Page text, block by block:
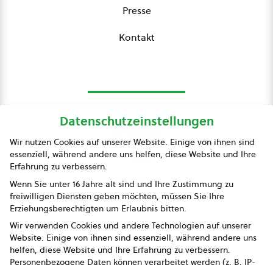
Presse
Kontakt
Presse
Impressum
Datenschutz
AGB
AGB Marketing GmbH
Datenschutzeinstellungen
Wir nutzen Cookies auf unserer Website. Einige von ihnen sind
essenziell, während andere uns helfen, diese Website und Ihre
Erfahrung zu verbessern.
Wenn Sie unter 16 Jahre alt sind und Ihre Zustimmung zu
freiwilligen Diensten geben möchten, müssen Sie Ihre
Erziehungsberechtigten um Erlaubnis bitten.
Wir verwenden Cookies und andere Technologien auf unserer
Website. Einige von ihnen sind essenziell, während andere uns
helfen, diese Website und Ihre Erfahrung zu verbessern.
Personenbezogene Daten können verarbeitet werden (z. B. IP-